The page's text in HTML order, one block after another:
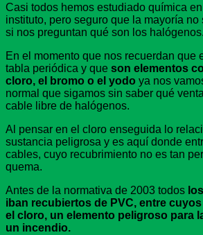
Casi todos hemos estudiado química
instituto, pero seguro que la mayoría
si nos preguntan qué son los halógenos.
En el momento que nos recuerdan que
tabla periódica y que son elementos
cloro, el bromo o el yodo ya nos
normal que sigamos sin saber qué
cable libre de halógenos.
Al pensar en el cloro enseguida lo
sustancia peligrosa y es aquí donde
cables, cuyo recubrimiento no es tan
quema.
Antes de la normativa de 2003 todos
iban recubiertos de PVC, entre
el cloro, un elemento peligroso para
un incendio.